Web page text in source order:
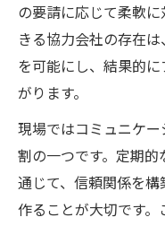
の要請に応じて柔軟
きる協力会社の存在
を可能にし、結果的
がります。
現場ではコミュニケ
割の一つです。定期
通じて、信頼関係を
作ることが大切です